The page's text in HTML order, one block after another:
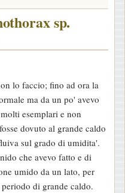
sp.
lo faccio; fino ad ora la
ma da un po' avevo
esemplari e non
dovuto al grande caldo
sul grado di umidita'.
che avevo fatto e di
umido da un lato, per
di grande caldo.